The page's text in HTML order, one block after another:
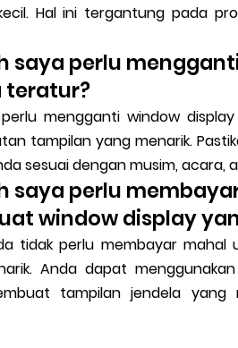
Hal ini tergantung pada
saya perlu
teratur?
mengganti window
tampilan yang menarik.
sesuai dengan musim, acara,
saya perlu
window display
tidak perlu membayar
Anda dapat
tampilan jendela yang